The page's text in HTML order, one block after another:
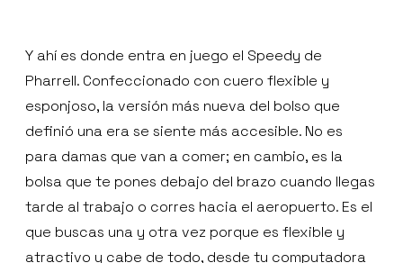
Y ahí es donde entra en juego el Speedy de
Pharrell. Confeccionado con cuero flexible y
esponjoso, la versión más nueva del bolso que
definió una era se siente más accesible. No es
para damas que van a comer; en cambio, es la
bolsa que te pones debajo del brazo cuando llegas
tarde al trabajo o corres hacia el aeropuerto. Es el
que buscas una y otra vez porque es flexible y
atractivo y cabe de todo, desde tu computadora